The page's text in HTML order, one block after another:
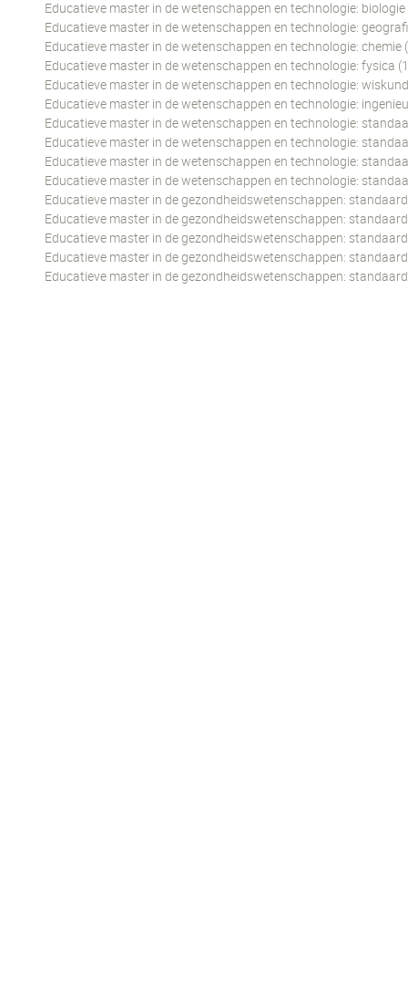
Educatieve master in de wetenschappen en technologie: biologie
Educatieve master in de wetenschappen en technologie:
Educatieve master in de wetenschappen en technologie: chemie
Educatieve master in de wetenschappen en technologie: fysica
Educatieve master in de wetenschappen en technologie:
Educatieve master in de wetenschappen en technologie:
Educatieve master in de wetenschappen en technologie:
Educatieve master in de wetenschappen en technologie:
Educatieve master in de wetenschappen en technologie:
Educatieve master in de wetenschappen en technologie:
Educatieve master in de gezondheidswetenschappen:
Educatieve master in de gezondheidswetenschappen:
Educatieve master in de gezondheidswetenschappen:
Educatieve master in de gezondheidswetenschappen:
Educatieve master in de gezondheidswetenschappen: